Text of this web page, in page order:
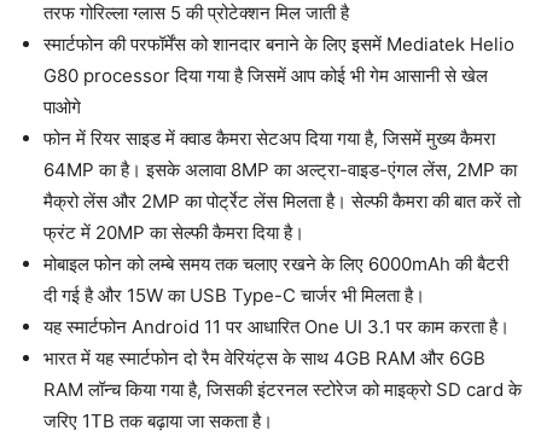
तरफ गोरिल्ला ग्लास 5 की प्रोटेक्शन मिल जाती है
स्मार्टफोन की परफॉर्मेंस को शानदार बनाने के लिए इसमें Mediatek Helio
G80 processor दिया गया है जिसमें आप कोई भी गेम आसानी से खेल
पाओगे
फोन में रियर साइड में क्वाड कैमरा सेटअप दिया गया है, जिसमें मुख्य कैमरा
64MP का है। इसके अलावा 8MP का अल्ट्रा-वाइड-एंगल लेंस, 2MP का
मैक्रो लेंस और 2MP का पोर्ट्रेट लेंस मिलता है। सेल्फी कैमरा की बात करें तो
फ्रंट में 20MP का सेल्फी कैमरा दिया है।
मोबाइल फोन को लम्बे समय तक चलाए रखने के लिए 6000mAh की बैटरी
दी गई है और 15W का USB Type-C चार्जर भी मिलता है।
यह स्मार्टफोन Android 11 पर आधारित One UI 3.1 पर काम करता है।
भारत में यह स्मार्टफोन दो रैम वेरियंट्स के साथ 4GB RAM और 6GB
RAM लॉन्च किया गया है, जिसकी इंटरनल स्टोरेज को माइक्रो SD card के
जरिए 1TB तक बढ़ाया जा सकता है।